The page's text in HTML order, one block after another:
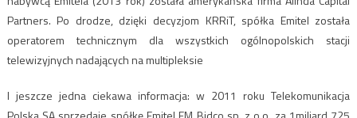
Partners. Po drodze, dzięki decyzjom KRRiT, spółka Emitel została
operatorem technicznym dla wszystkich ogólnopolskich stacji
telewizyjnych nadających na multipleksie
I jeszcze jedna ciekawa informacja: w 2011 roku Telekomunikacja